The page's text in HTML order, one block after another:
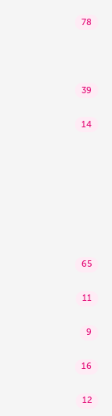
78
39
14
65
11
9
16
12